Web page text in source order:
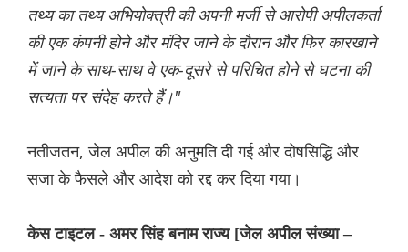
तथ्य का तथ्य अभियोक्त्री की अपनी मर्जी से आरोपी अपीलकर्ता
की एक कंपनी होने और मंदिर जाने के दौरान और फिर कारखाने
में जाने के साथ-साथ वे एक-दूसरे से परिचित होने से घटना की
सत्यता पर संदेह करते हैं।"
नतीजतन, जेल अपील की अनुमति दी गई और दोषसिद्धि और
सजा के फैसले और आदेश को रद्द कर दिया गया।
केस टाइटल - अमर सिंह बनाम राज्य [जेल अपील संख्या –